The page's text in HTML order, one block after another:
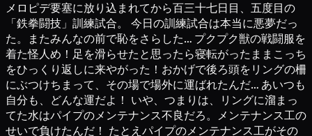
メロピデ要塞に放り込まれてから百三十七日目、五度目の
「鉄拳闘技」訓練試合。 今日の訓練試合は本当に悪夢だっ
た。またみんなの前で恥をさらした… プクプク獣の戦闘服を
着た怪人め！足を滑らせたと思ったら寝転がったままこっち
をひっくり返しに来やがった！おかげで後ろ頭をリングの柵
にぶつけちまって、その場で場外に運ばれたんだ… あいつも
自分も、どんな運だよ！ いや、つまりは、リングに溜まっ
てた水はパイプのメンテナンス不良だろ。メンテナンス工の
せいで負けたんだ！ たとえパイプのメンテナンス工がその